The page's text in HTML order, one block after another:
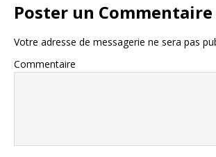
Poster un Commentaire
Votre adresse de messagerie ne sera pas
Commentaire